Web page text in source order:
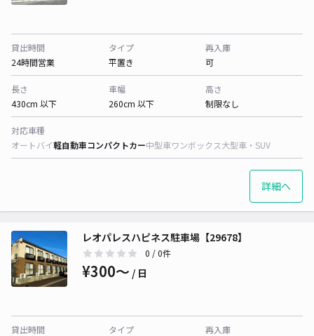
貸出時間
24時間営業
タイプ
平置き
再入庫
可
長さ
430cm 以下
車幅
260cm 以下
高さ
制限なし
対応車種
オートバイ軽自動車コンパクトカー中型車ワンボックス大型車・SUV
詳細へ
レオパレスハピネス駐車場【29678】
0 / 0件
¥300〜 / 日
貸出時間
タイプ
再入庫